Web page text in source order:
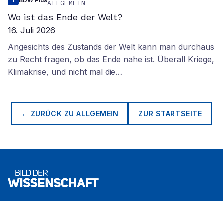
ALLGEMEIN
Wo ist das Ende der Welt?
16. Juli 2026
Angesichts des Zustands der Welt kann man durchaus
zu Recht fragen, ob das Ende nahe ist. Überall Kriege,
Klimakrise, und nicht mal die…
← ZURÜCK ZUALLGEMEIN ZUR STARTSEITE